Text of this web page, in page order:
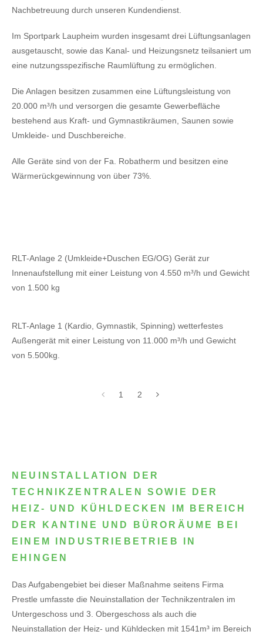
Nachbetreuung durch unseren Kundendienst.
Im Sportpark Laupheim wurden insgesamt drei Lüftungsanlagen
ausgetauscht, sowie das Kanal- und Heizungsnetz teilsaniert um
eine nutzungsspezifische Raumlüftung zu ermöglichen.
Die Anlagen besitzen zusammen eine Lüftungsleistung von
20.000 m³/h und versorgen die gesamte Gewerbefläche
bestehend aus Kraft- und Gymnastikräumen, Saunen sowie
Umkleide- und Duschbereiche.
Alle Geräte sind von der Fa. Robatherm und besitzen eine
Wärmerückgewinnung von über 73%.
RLT-Anlage 2 (Umkleide+Duschen EG/OG) Gerät zur
Innenaufstellung mit einer Leistung von 4.550 m³/h und Gewicht
von 1.500 kg
RLT-Anlage 1 (Kardio, Gymnastik, Spinning) wetterfestes
Außengerät mit einer Leistung von 11.000 m³/h und Gewicht
von 5.500kg.
1 2
NEUINSTALLATION DER
TECHNIKZENTRALEN SOWIE DER
HEIZ- UND KÜHLDECKEN IM BEREICH
DER KANTINE UND BÜRORÄUME BEI
EINEM INDUSTRIEBETRIEB IN
EHINGEN
Das Aufgabengebiet bei dieser Maßnahme seitens Firma
Prestle umfasste die Neuinstallation der Technikzentralen im
Untergeschoss und 3. Obergeschoss als auch die
Neuinstallation der Heiz- und Kühldecken mit 1541m³ im Bereich